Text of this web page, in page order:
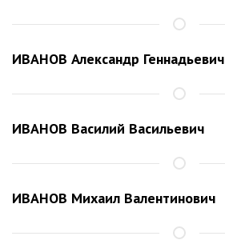
ИВАНОВ Александр Геннадьевич
ИВАНОВ Василий Васильевич
ИВАНОВ Михаил Валентинович